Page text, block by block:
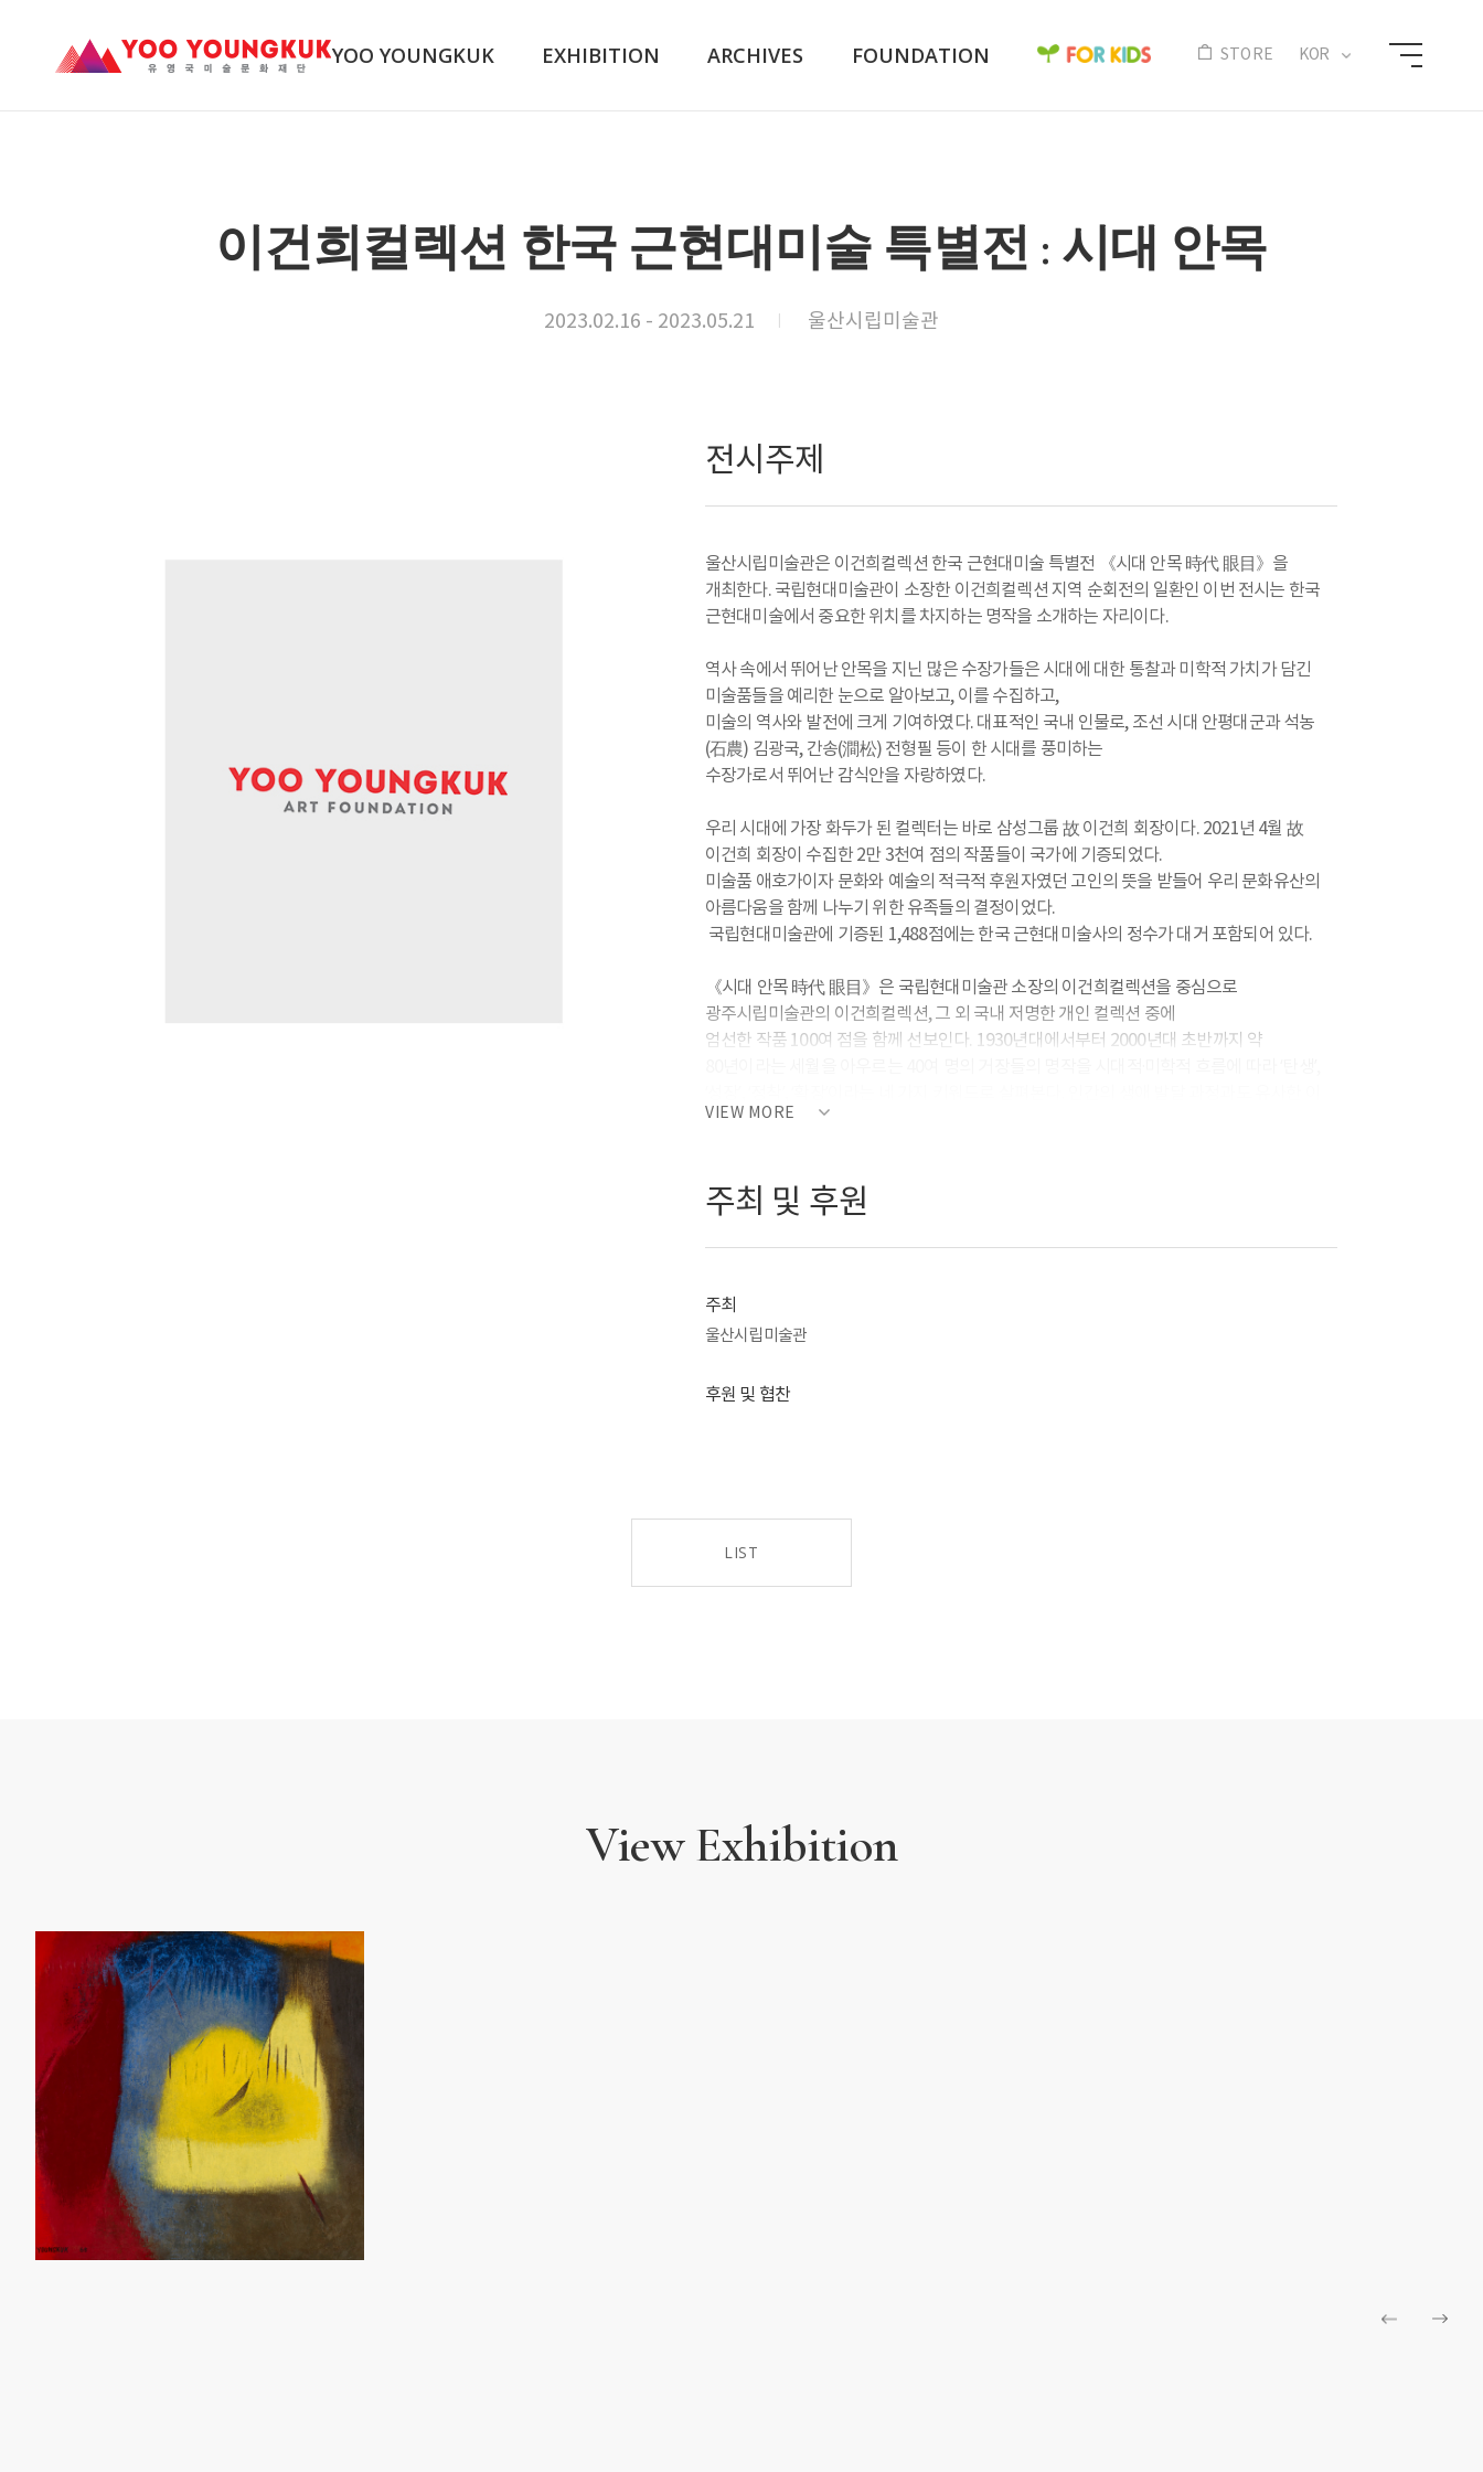
YOO YOUNGKUK EXHIBITION ARCHIVES FOUNDATION STORE KOR
이건희컬렉션 한국 근현대미술 특별전 : 시대 안목
2023.02.16 - 2023.05.21 울산시립미술관
전시주제
울산시립미술관은 이건희컬렉션 한국 근현대미술 특별전 《시대 안목 時代 眼目》을
개최한다. 국립현대미술관이 소장한 이건희컬렉션 지역 순회전의 일환인 이번 전시는 한국
근현대미술에서 중요한 위치를 차지하는 명작을 소개하는 자리이다.
역사 속에서 뛰어난 안목을 지닌 많은 수장가들은 시대에 대한 통찰과 미학적 가치가 담긴
미술품들을 예리한 눈으로 알아보고, 이를 수집하고,
미술의 역사와 발전에 크게 기여하였다. 대표적인 국내 인물로, 조선 시대 안평대군과 석농
(石農) 김광국, 간송(澗松) 전형필 등이 한 시대를 풍미하는
수장가로서 뛰어난 감식안을 자랑하였다.
우리 시대에 가장 화두가 된 컬렉터는 바로 삼성그룹 故 이건희 회장이다. 2021년 4월 故
이건희 회장이 수집한 2만 3천여 점의 작품들이 국가에 기증되었다.
미술품 애호가이자 문화와 예술의 적극적 후원자였던 고인의 뜻을 받들어 우리 문화유산의
아름다움을 함께 나누기 위한 유족들의 결정이었다.
국립현대미술관에 기증된 1,488점에는 한국 근현대미술사의 정수가 대거 포함되어 있다.
《시대 안목 時代 眼目》은 국립현대미술관 소장의 이건희컬렉션을 중심으로
광주시립미술관의 이건희컬렉션, 그 외 국내 저명한 개인 컬렉션 중에
엄선한 작품 100여 점을 함께 선보인다. 1930년대에서부터 2000년대 초반까지 약
키워드들은 급변하는 우리 사회에 부응하며 발전해 온 한국 미술의 형성 과정을 이해하는데
미술에 대한 안목을 기르는 가장 효과적인 방법은 좋은 작품을 감상하는 것이다. 이번 전시에
공개된 작품들이다. 역사와 심미적 측면 모두에서 가치 있는 예술작품을 감상하면서, 삶에
VIEW MORE
주최 및 후원
주최
울산시립미술관
후원 및 협찬
LIST
View Exhibition